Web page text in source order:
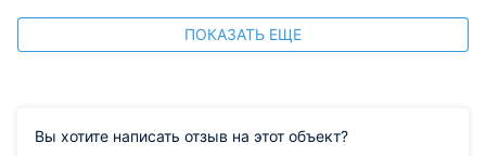
ПОКАЗАТЬ ЕЩЕ
Вы хотите написать отзыв на этот объект?